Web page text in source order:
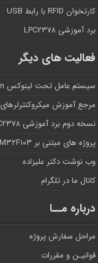
کارتخوان RFID با رابط USB
برد آموزشی LPC۲۳۷۸
فعالیت های دیگر
سیستم عامل تحت لینوکس Division
مرجع آموزش میکروکنترلرهای ARM
نسخه دوم برد آموزشی LPC۲۳۷۸
پروژه های مبتنی بر STM۳۲F۱۰۳
وب نوشت دکتر علیزاده
کانال ما در تلگرام
درباره مــا
مراحل سفارش پروژه
قوانیـن و مقررات